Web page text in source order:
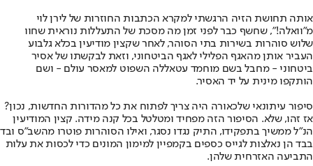
אותה תחושת הזיה הרגשתי למקרא הכתבות החוזרות של לירן לוי
מ"וואלה!", שחשף כבר לפני זמן מה מסכת של התעללות נוראית שחוו
שלוש סוהרות בשירות בתי הסוהר, לאחר שקצין מודיעין בכלא גלבוע
העביר אותן מהאגף הפלילי לאגף הביטחוני, וזאת לבקשתו של אסיר
ביטחוני - מחבל בשם מוחמד עטאללה השפוט למאסר עולם - ושם
הותקפו מינית על יד האסיר.
סיפור עיתונאי שלכאורה היה צריך לפתוח את כל מהדורות החדשות, נכון?
אז זהו, שלא. הסיפור הזה מפחיד ומטלטל בכל קנה מידה. קצין המודיעין
הנ"ל ממשיך בתפקידו, התיק נגדו נסגר, ואילו הסוהרות פוטרו מהשב"ס ובד
בבד הן נאלצות לגייס כספים בקמפיין למימון המונים כדי לכסות את עלות
התביעה האזרחית שלהן.